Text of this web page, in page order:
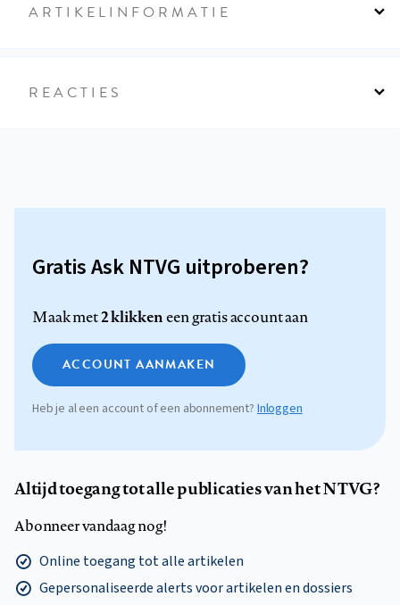
ARTIKELINFORMATIE
REACTIES
Gratis Ask NTVG uitproberen?
Maak met2 klikkeneen gratis account aan
ACCOUNT AANMAKEN
Heb je al een account of een abonnement?Inloggen
Altijd toegang tot alle publicaties van het NTVG?
Abonneer vandaag nog!
Online toegang tot alle artikelen
Gepersonaliseerde alerts voor artikelen en dossiers